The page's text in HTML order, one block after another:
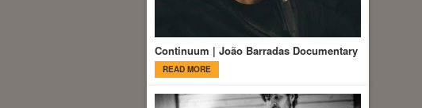
Continuum | João Barradas Documentary
READ MORE